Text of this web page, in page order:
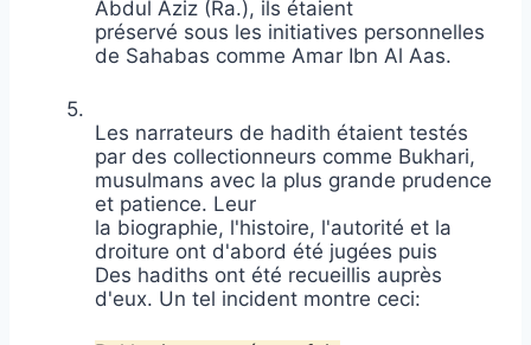
Abdul Aziz (Ra.), ils étaient
préservé sous les initiatives personnelles
de Sahabas comme Amar Ibn Al Aas.
5.
Les narrateurs de hadith étaient testés
par des collectionneurs comme Bukhari,
musulmans avec la plus grande prudence
et patience. Leur
la biographie, l'histoire, l'autorité et la
droiture ont d'abord été jugées puis
Des hadiths ont été recueillis auprès
d'eux. Un tel incident montre ceci: